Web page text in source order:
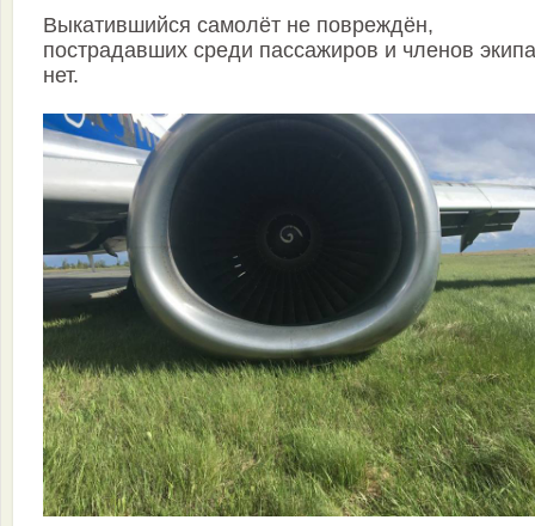
Выкатившийся самолёт не повреждён,
пострадавших среди пассажиров и членов
нет.